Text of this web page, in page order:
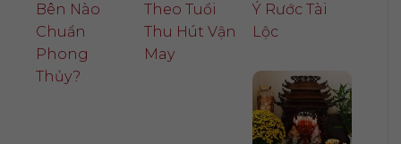
Bên Nào
Chuẩn
Phong
Thủy?
Theo Tuổi
Thu Hút Vận
May
Ý Rước Tài
Lộc